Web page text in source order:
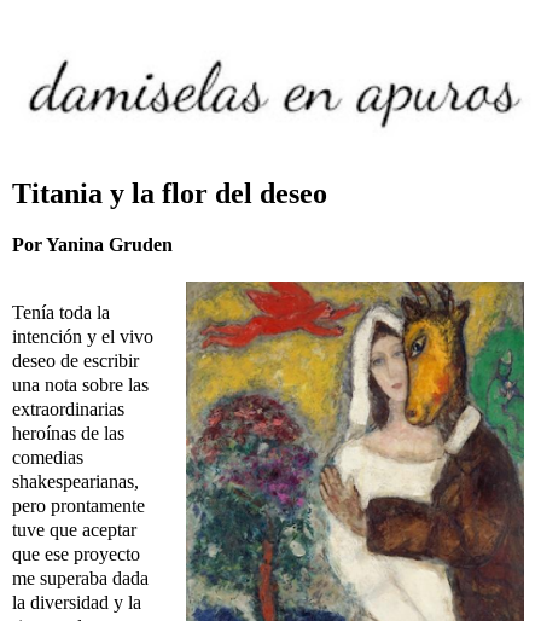
Titania y la flor del deseo
Por Yanina Gruden
Tenía toda la
intención y el vivo
deseo de escribir
una nota sobre las
extraordinarias
heroínas de las
comedias
shakespearianas,
pero prontamente
tuve que aceptar
que ese proyecto
me superaba dada
la diversidad y la